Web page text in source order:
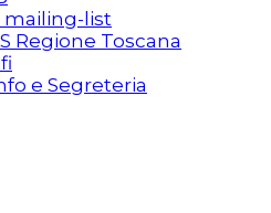
mailing-list
Regione Toscana
e Segreteria